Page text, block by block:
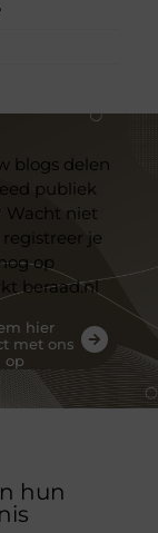
blogs delen
publiek
Wacht niet
registreer je
op
beraad.nl
hier
met ons
op
hun